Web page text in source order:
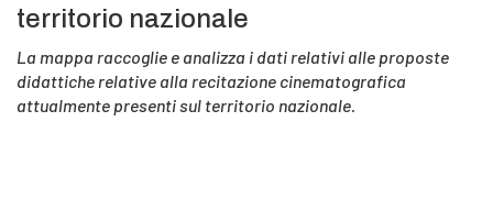
territorio nazionale
La mappa raccoglie e analizza i dati relativi alle proposte
didattiche relative alla recitazione cinematografica
attualmente presenti sul territorio nazionale.